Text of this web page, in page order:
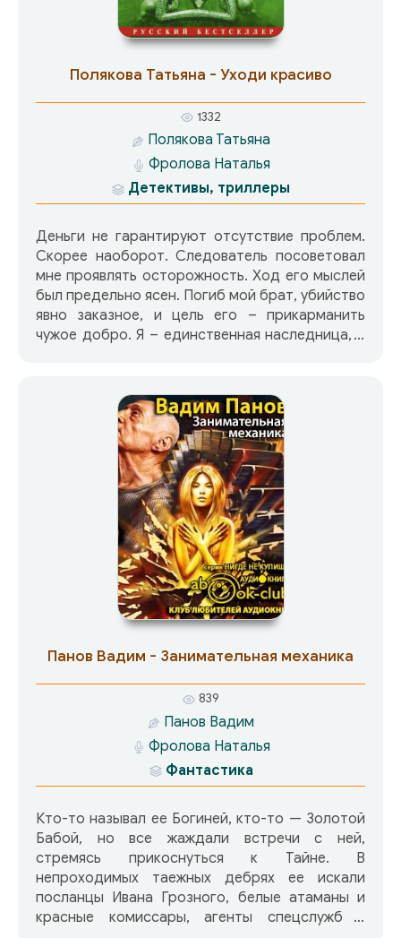
Полякова Татьяна - Уходи красиво
1332
Полякова Татьяна
Фролова Наталья
Детективы, триллеры
Деньги не гарантируют отсутствие проблем.
Скорее наоборот. Следователь посоветовал
мне проявлять осторожность. Ход его мыслей
был предельно ясен. Погиб мой брат, убийство
явно заказное, и цель его – прикарманить
чужое добро. Я – единственная наследница, а
Препятствие, легко устранимое для людей,
которые не брезгуют ничем. Что же делать?
Либо уехать, забиться в нору, вздрагивая от
каждого шороха, либо… попытаться
разобраться в том, что происходит. Я выбрала
второе. Итак, я снова в родном городе, откуда
сбежала шесть лет назад, сбежала от
пагубной страсти и предательства…
Панов Вадим - Занимательная механика
839
Панов Вадим
Фролова Наталья
Фантастика
Кто-то называл ее Богиней, кто-то — Золотой
Бабой, но все жаждали встречи с ней,
стремясь прикоснуться к Тайне. В
непроходимых таежных дебрях ее искали
посланцы Ивана Грозного, белые атаманы и
красные комиссары, агенты спецслужб и